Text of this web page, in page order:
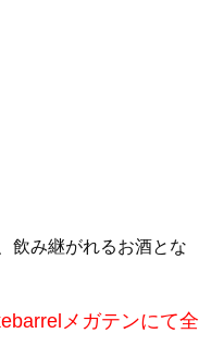
飲み継がれるお酒とな
メガテンにて全